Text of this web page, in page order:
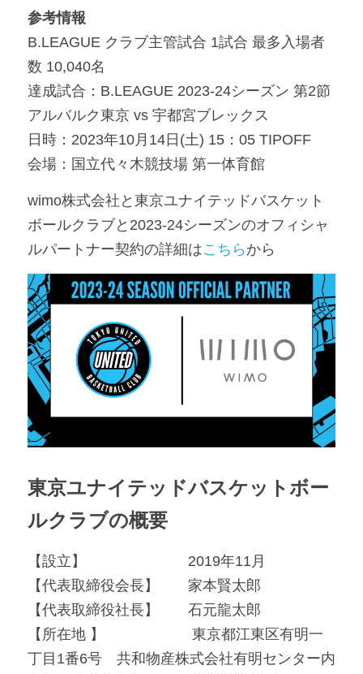
参考情報
B.LEAGUE クラブ主管試合 1試合 最多入場者
数 10,040名
達成試合：B.LEAGUE 2023-24シーズン 第2節
アルバルク東京 vs 宇都宮ブレックス
日時：2023年10月14日(土) 15：05 TIPOFF
会場：国立代々木競技場 第一体育館
wimo株式会社と東京ユナイテッドバスケット
ボールクラブと2023-24シーズンのオフィシャ
ルパートナー契約の詳細はこちら から
東京ユナイテッドバスケットボー
ルクラブの概要
【設立】　　　　　　　2019年11月
【代表取締役会長】　　家本賢太郎
【代表取締役社長】　　石元龍太郎
【所在地 】　　　　　　東京都江東区有明一
丁目1番6号　共和物産株式会社有明センター内